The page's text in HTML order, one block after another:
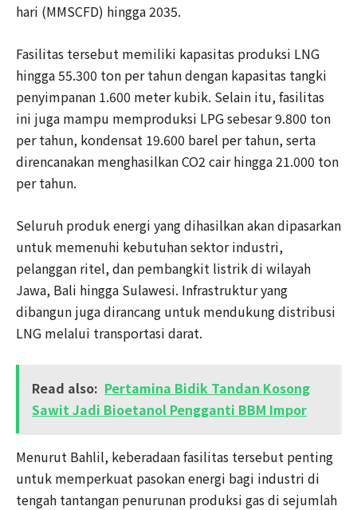
hari (MMSCFD) hingga 2035.
Fasilitas tersebut memiliki kapasitas produksi LNG
hingga 55.300 ton per tahun dengan kapasitas tangki
penyimpanan 1.600 meter kubik. Selain itu, fasilitas
ini juga mampu memproduksi LPG sebesar 9.800 ton
per tahun, kondensat 19.600 barel per tahun, serta
direncanakan menghasilkan CO2 cair hingga 21.000 ton
per tahun.
Seluruh produk energi yang dihasilkan akan dipasarkan
untuk memenuhi kebutuhan sektor industri,
pelanggan ritel, dan pembangkit listrik di wilayah
Jawa, Bali hingga Sulawesi. Infrastruktur yang
dibangun juga dirancang untuk mendukung distribusi
LNG melalui transportasi darat.
Read also: Pertamina Bidik Tandan Kosong
Sawit Jadi Bioetanol Pengganti BBM Impor
Menurut Bahlil, keberadaan fasilitas tersebut penting
untuk memperkuat pasokan energi bagi industri di
tengah tantangan penurunan produksi gas di sejumlah